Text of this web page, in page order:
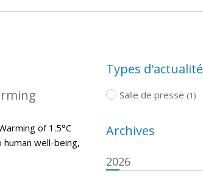
of 1.5°C
well-being,
Types d'actualité
Salle de presse (1)
Archives
2026